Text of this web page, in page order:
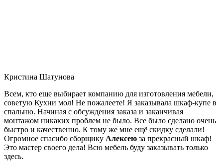
Кристина Шатунова
Всем, кто еще выбирает компанию для изготовления мебели,
советую Кухни мол! Не пожалеете! Я заказывала шкаф-купе в
спальню. Начиная с обсуждения заказа и заканчивая
монтажом никаких проблем не было. Все было сделано очень
быстро и качественно. К тому же мне ещё скидку сделали!
Огромное спасибо сборщику Алексею за прекрасный шкаф!
Это мастер своего дела! Всю мебель буду заказывать только
здесь.